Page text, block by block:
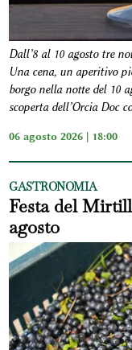
Dall’8 al 10 agosto tre
Una cena, un aperitivo
borgo nella notte del 10
scoperta dell’Orcia Doc
06 agosto 2026 | 18:00
GASTRONOMIA
Festa del
agosto